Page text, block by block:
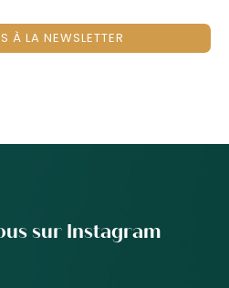
À LA NEWSLETTER
sur Instagram